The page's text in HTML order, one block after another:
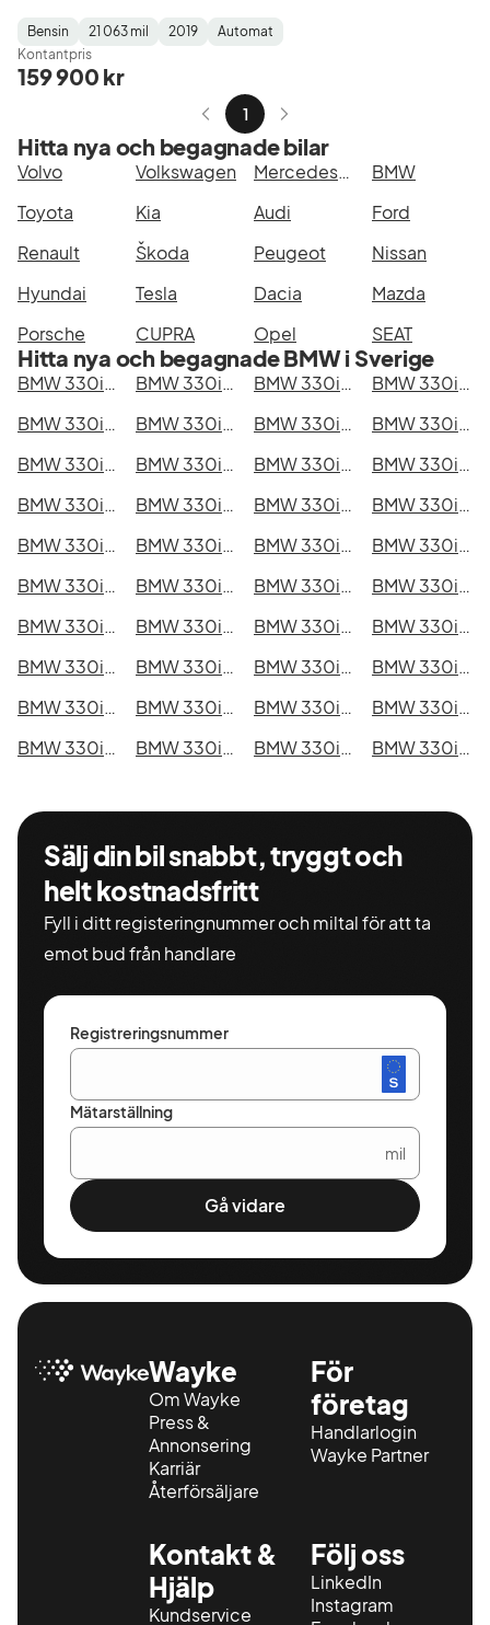
Fuel
Type:
Bensin
Mätarställning:
21 063 mil
Model
Year:
2019
Gearbox
Type:
Automat
Kontantpris
159 900 kr
1
Hitta nya och begagnade bilar
Volvo Volkswagen Mercedes-Benz
BMW
Toyota
Kia Audi
Ford
Renault
Škoda Peugeot
Nissan
Hyundai
Tesla Dacia
Mazda
Porsche
CUPRA Opel SEAT
Hitta nya och begagnade BMW i Sverige
BMW 330i GT i Stockholm BMW 330i GT i Göteborg BMW 330i GT i Helsingborg
BMW 330i GT i Jönköping
BMW 330i GT i Malmö
BMW 330i GT i Örebro BMW 330i GT i Norrköping
BMW 330i GT i Linköping
BMW 330i GT i Uppsala
BMW 330i GT i Västerås BMW 330i GT i Halmstad
BMW 330i GT i Växjö
BMW 330i GT i Eskilstuna
BMW 330i GT i Kalmar BMW 330i GT i Karlskrona
BMW 330i GT i Karlstad
BMW 330i GT i Kristianstad
BMW 330i GT i Sundsvall BMW 330i GT i Umeå
BMW 330i GT i Varberg
BMW 330i GT i Borås
BMW 330i GT i Falkenberg BMW 330i GT i Gävle
BMW 330i GT i Luleå
BMW 330i GT i Lund
BMW 330i GT i Mönsterås BMW 330i GT i Uddevalla
BMW 330i GT i Västervik
BMW 330i GT i Ystad
BMW 330i GT i Östersund BMW 330i GT i Borlänge
BMW 330i GT i Kiruna
BMW 330i GT i Nyköping
BMW 330i GT i Oskarshamn BMW 330i GT i Sigtuna
BMW 330i GT i Skellefteå
BMW 330i GT i Skövde
BMW 330i GT i Trollhättan BMW 330i GT i Alingsås BMW 330i GT i Båstad
Sälj din bil snabbt, tryggt och
helt kostnadsfritt
Fyll i ditt registeringnummer och miltal för att ta
emot bud från handlare
Registreringsnummer
Mätarställning
mil
Gå vidare
Wayke
Om Wayke
Press &
Annonsering
Karriär
Återförsäljare
För
företag
Handlarlogin
Wayke Partner
Kontakt &
Hjälp
Kundservice
Följ oss
LinkedIn
Instagram